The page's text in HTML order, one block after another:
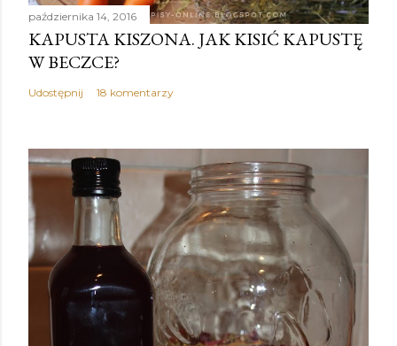
października 14, 2016
KAPUSTA KISZONA. JAK KISIĆ KAPUSTĘ
W BECZCE?
Udostępnij 18 komentarzy